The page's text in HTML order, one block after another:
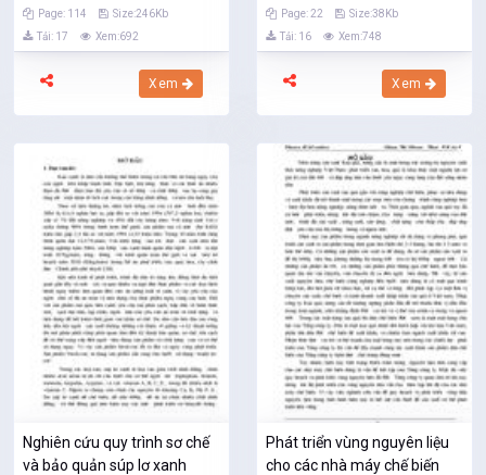
Page: 114
Size:246Kb
Tải: 17
Xem:692
Xem
Page: 22
Size:38Kb
Tải: 16
Xem:748
Xem
Nghiên cứu quy trình sơ chế
và bảo quản súp lơ xanh
Phát triển vùng nguyên liệu
cho các nhà máy chế biến